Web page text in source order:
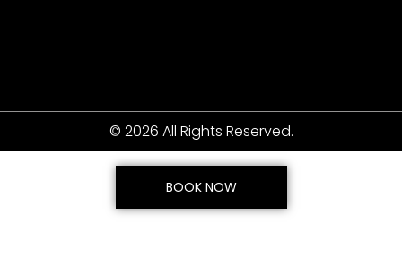
© 2026 All Rights Reserved.
BOOK NOW